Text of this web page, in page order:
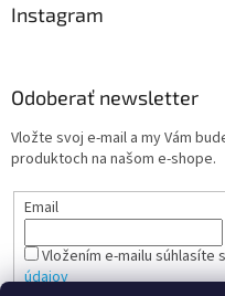
Instagram
Odoberať newsletter
Vložte svoj e-mail a my Vám
produktoch na našom e-shope.
Email
Vložením e-mailu súhlasíte s
údajov